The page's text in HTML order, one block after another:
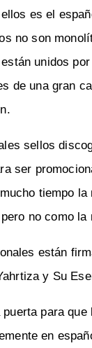
es el
no son
unidos
de una gran
sellos
ser
tiempo
no como la
están
y Su
para
en